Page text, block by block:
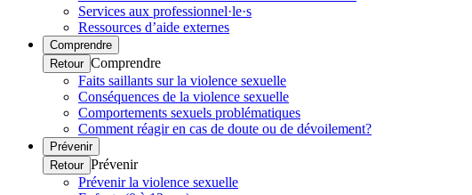
Services aux professionnel·le·s
Ressources d’aide externes
Comprendre
Retour Comprendre
Faits saillants sur la violence sexuelle
Conséquences de la violence sexuelle
Comportements sexuels problématiques
Comment réagir en cas de doute ou de dévoilement?
Prévenir
Retour Prévenir
Prévenir la violence sexuelle